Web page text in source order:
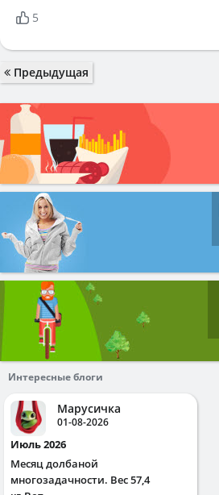
5
Предыдущая
Интересные блоги
Марусичка
01-08-2026
Июль 2026
Месяц долбаной
многозадачности. Вес 57,4